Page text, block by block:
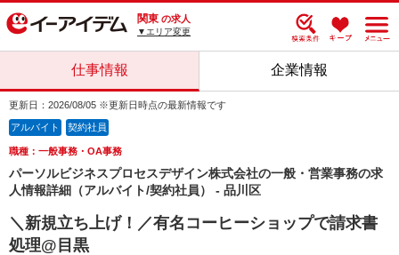
関東 の求人
▼エリア変更
仕事情報 企業情報
更新日：2026/08/05 ※更新日時点の最新情報です
アルバイト 契約社員
職種：一般事務・OA事務
パーソルビジネスプロセスデザイン株式会社の一般・営業事務の求
人情報詳細（アルバイト/契約社員） - 品川区
＼新規立ち上げ！／有名コーヒーショップで請求書
処理@目黒